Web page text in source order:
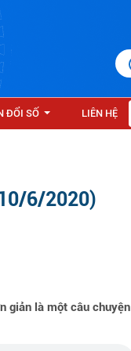
ĐỔI SỐ LIÊN HỆ
6/2020)
giản là một câu chuyện